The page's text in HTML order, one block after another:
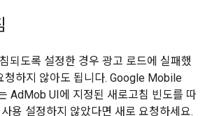
되도록 설정한 경우 광고 로드에 실패했
청하지 않아도 됩니다. Google Mobile
AdMob UI에 지정된 새로고침 빈도를 따
용 설정하지 않았다면 새로 요청하세요.